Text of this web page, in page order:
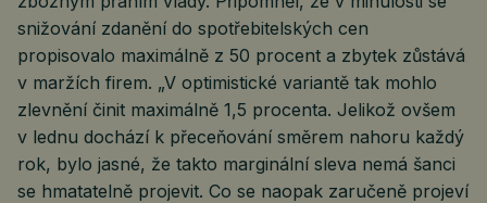
snižování zdanění do spotřebitelských cen
propisovalo maximálně z 50 procent a zbytek zůstává
v maržích firem. „V optimistické variantě tak mohlo
zlevnění činit maximálně 1,5 procenta. Jelikož ovšem
v lednu dochází k přeceňování směrem nahoru každý
rok, bylo jasné, že takto marginální sleva nemá šanci
se hmatatelně projevit. Co se naopak zaručeně projeví